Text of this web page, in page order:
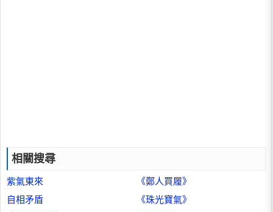
相關搜尋
紫氣東來
《鄭人買履》
自相矛盾
《珠光寶氣》